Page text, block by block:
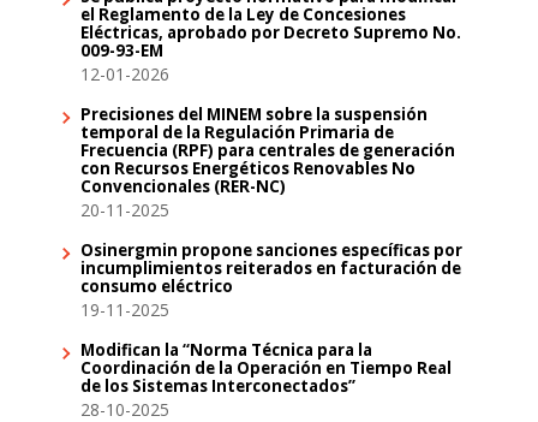
el Reglamento de la Ley de Concesiones
Eléctricas, aprobado por Decreto Supremo No.
009-93-EM
12-01-2026
Precisiones del MINEM sobre la suspensión
temporal de la Regulación Primaria de
Frecuencia (RPF) para centrales de generación
con Recursos Energéticos Renovables No
Convencionales (RER-NC)
20-11-2025
Osinergmin propone sanciones específicas por
incumplimientos reiterados en facturación de
consumo eléctrico
19-11-2025
Modifican la “Norma Técnica para la
Coordinación de la Operación en Tiempo Real
de los Sistemas Interconectados”
28-10-2025